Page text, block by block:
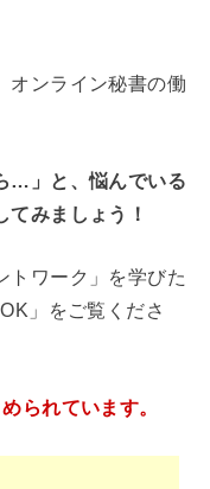
オンライン秘書の働
…」と、悩んでいる
みましょう！
トワーク」を学びた
」をご覧くださ
られています。